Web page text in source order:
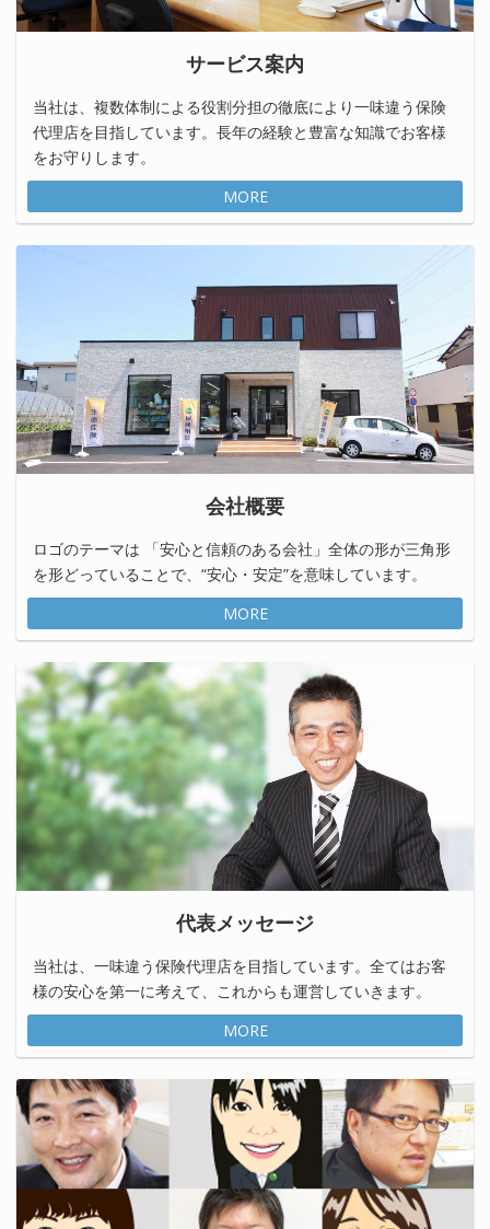
サービス案内
当社は、複数体制による役割分担の徹底により一味違う保険
代理店を目指しています。長年の経験と豊富な知識でお客様
をお守りします。
MORE
会社概要
ロゴのテーマは 「安心と信頼のある会社」全体の形が三角形
を形どっていることで、“安心・安定”を意味しています。
MORE
代表メッセージ
当社は、一味違う保険代理店を目指しています。全てはお客
様の安心を第一に考えて、これからも運営していきます。
MORE